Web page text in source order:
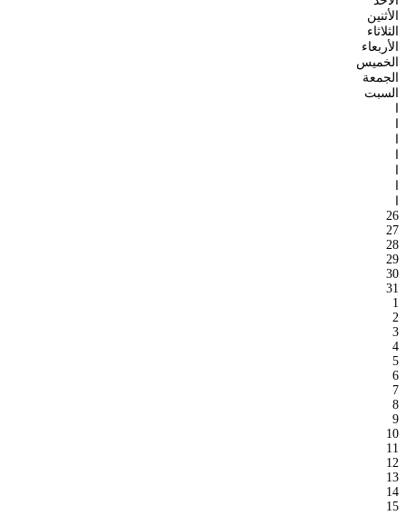
الأثنين
الثلاثاء
الأربعاء
الخميس
الجمعة
السبت
ا
ا
ا
ا
ا
ا
ا
26
27
28
29
30
31
1
2
3
4
5
6
7
8
9
10
11
12
13
14
15